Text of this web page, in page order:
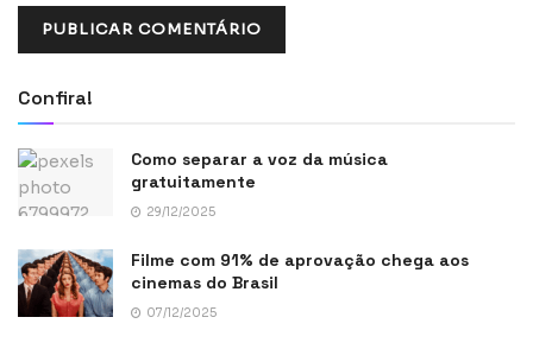
Confira!
Como separar a voz da música
gratuitamente
29/12/2025
Filme com 91% de aprovação chega aos
cinemas do Brasil
07/12/2025